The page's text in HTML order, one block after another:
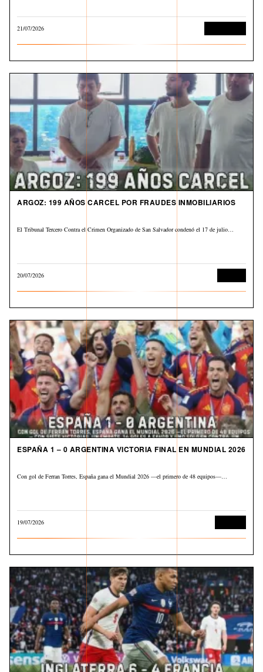
21/07/2026
ARGOZ: 199 AÑOS CARCEL POR FRAUDES INMOBILIARIOS
El Tribunal Tercero Contra el Crimen Organizado de San Salvador condenó el 17 de julio…
20/07/2026
ESPAÑA 1 – 0 ARGENTINA VICTORIA FINAL EN MUNDIAL 2026
Con gol de Ferran Torres, España gana el Mundial 2026 —el primero de 48 equipos—…
19/07/2026